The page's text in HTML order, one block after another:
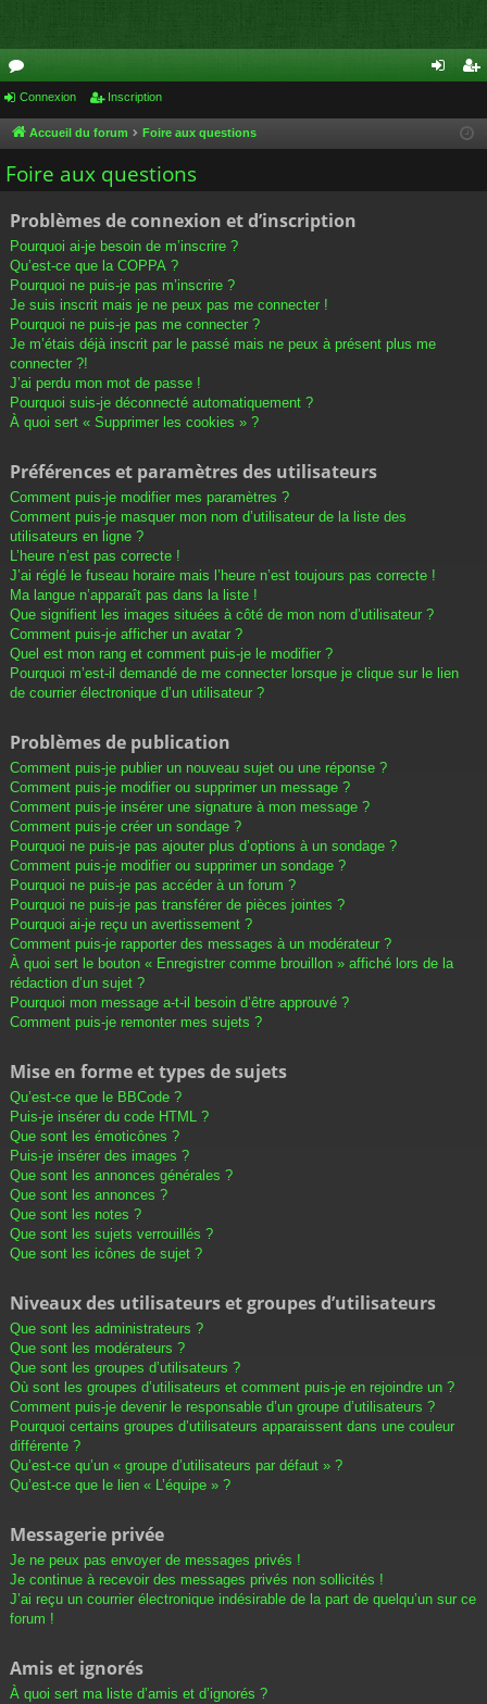
or
u
m
cri
Connexion Inscription
Accueil du forum Foire aux questions
Foire aux questions
Problèmes de connexion et d’inscription
Pourquoi ai-je besoin de m’inscrire ?
Qu’est-ce que la COPPA ?
Pourquoi ne puis-je pas m’inscrire ?
Je suis inscrit mais je ne peux pas me connecter !
Pourquoi ne puis-je pas me connecter ?
Je m’étais déjà inscrit par le passé mais ne peux à présent plus me
connecter ?!
J’ai perdu mon mot de passe !
Pourquoi suis-je déconnecté automatiquement ?
À quoi sert « Supprimer les cookies » ?
Préférences et paramètres des utilisateurs
Comment puis-je modifier mes paramètres ?
Comment puis-je masquer mon nom d’utilisateur de la liste des
utilisateurs en ligne ?
L’heure n’est pas correcte !
J’ai réglé le fuseau horaire mais l’heure n’est toujours pas correcte !
Ma langue n’apparaît pas dans la liste !
Que signifient les images situées à côté de mon nom d’utilisateur ?
Comment puis-je afficher un avatar ?
Quel est mon rang et comment puis-je le modifier ?
Pourquoi m’est-il demandé de me connecter lorsque je clique sur le lien
de courrier électronique d’un utilisateur ?
Problèmes de publication
Comment puis-je publier un nouveau sujet ou une réponse ?
Comment puis-je modifier ou supprimer un message ?
Comment puis-je insérer une signature à mon message ?
Comment puis-je créer un sondage ?
Pourquoi ne puis-je pas ajouter plus d’options à un sondage ?
Comment puis-je modifier ou supprimer un sondage ?
Pourquoi ne puis-je pas accéder à un forum ?
Pourquoi ne puis-je pas transférer de pièces jointes ?
Pourquoi ai-je reçu un avertissement ?
Comment puis-je rapporter des messages à un modérateur ?
À quoi sert le bouton « Enregistrer comme brouillon » affiché lors de la
rédaction d’un sujet ?
Pourquoi mon message a-t-il besoin d’être approuvé ?
Comment puis-je remonter mes sujets ?
Mise en forme et types de sujets
Qu’est-ce que le BBCode ?
Puis-je insérer du code HTML ?
Que sont les émoticônes ?
Puis-je insérer des images ?
Que sont les annonces générales ?
Que sont les annonces ?
Que sont les notes ?
Que sont les sujets verrouillés ?
Que sont les icônes de sujet ?
Niveaux des utilisateurs et groupes d’utilisateurs
Que sont les administrateurs ?
Que sont les modérateurs ?
Que sont les groupes d’utilisateurs ?
Où sont les groupes d’utilisateurs et comment puis-je en rejoindre un ?
Comment puis-je devenir le responsable d’un groupe d’utilisateurs ?
Pourquoi certains groupes d’utilisateurs apparaissent dans une couleur
différente ?
Qu’est-ce qu’un « groupe d’utilisateurs par défaut » ?
Qu’est-ce que le lien « L’équipe » ?
Messagerie privée
Je ne peux pas envoyer de messages privés !
Je continue à recevoir des messages privés non sollicités !
J’ai reçu un courrier électronique indésirable de la part de quelqu’un sur ce
forum !
Amis et ignorés
À quoi sert ma liste d’amis et d’ignorés ?